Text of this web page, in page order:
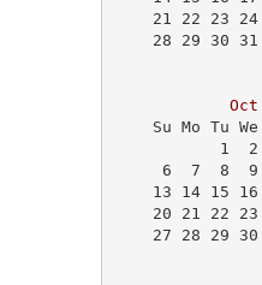
21 22 23
28 29
Oct
Su Mo Tu
1
6  7  8
13 14 15
20 21 22
27 28 29